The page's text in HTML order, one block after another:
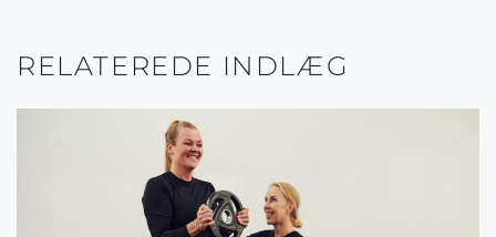
RELATEREDE INDLÆG